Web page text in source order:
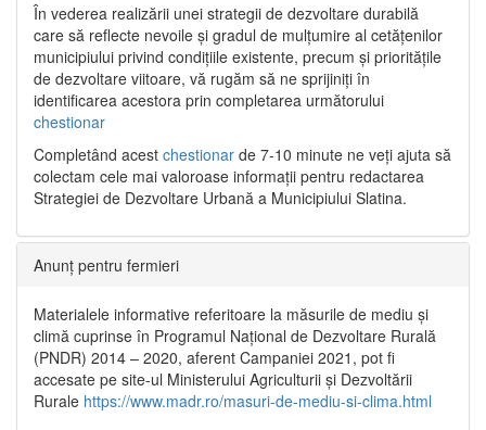
În vederea realizării unei strategii de dezvoltare durabilă
care să reflecte nevoile și gradul de mulțumire al cetățenilor
municipiului privind condițiile existente, precum și prioritățile
de dezvoltare viitoare, vă rugăm să ne sprijiniți în
identificarea acestora prin completarea următorului
chestionar
Completând acest chestionar de 7-10 minute ne veți ajuta să
colectam cele mai valoroase informații pentru redactarea
Strategiei de Dezvoltare Urbană a Municipiului Slatina.
Anunț pentru fermieri
Materialele informative referitoare la măsurile de mediu și
climă cuprinse în Programul Național de Dezvoltare Rurală
(PNDR) 2014 – 2020, aferent Campaniei 2021, pot fi
accesate pe site-ul Ministerului Agriculturii și Dezvoltării
Rurale https://www.madr.ro/masuri-de-mediu-si-clima.html